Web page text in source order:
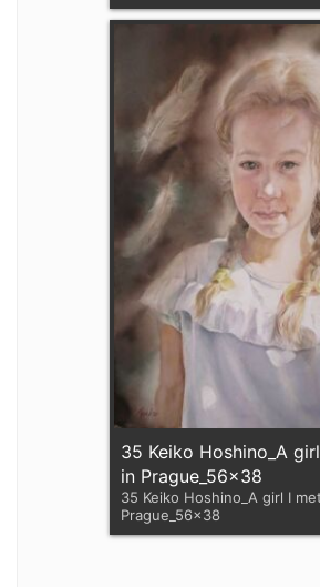
35 Keiko Hoshino_A
in Prague_56x38
35 Keiko Hoshino_A girl I
Prague_56x38